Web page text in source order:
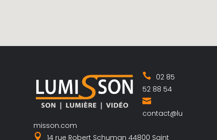
02 85
52 88 54
contact@lu
misson.com
14 rue Robert Schuman 44800 Saint